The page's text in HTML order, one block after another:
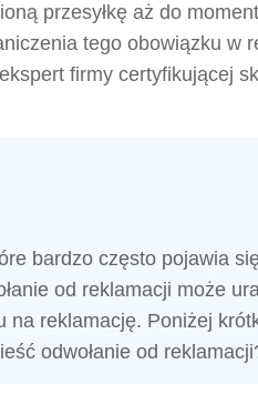
przesyłkę aż do
tego obowiązku w
firmy certyfikującej
bardzo często pojawia
od reklamacji może
na reklamację. Poniżej
odwołanie od